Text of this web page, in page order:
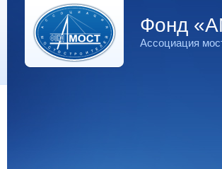
Фонд
Ассоциация